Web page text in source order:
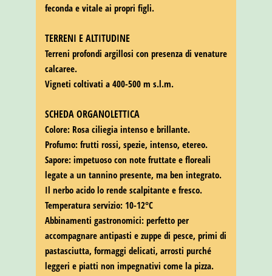
feconda e vitale ai propri figli.
TERRENI E ALTITUDINE
Terreni profondi argillosi con presenza di venature
calcaree.
Vigneti coltivati a 400-500 m s.l.m.
SCHEDA ORGANOLETTICA
Colore: Rosa ciliegia intenso e brillante.
Profumo: frutti rossi, spezie, intenso, etereo.
Sapore: impetuoso con note fruttate e floreali
legate a un tannino presente, ma ben integrato.
Il nerbo acido lo rende scalpitante e fresco.
Temperatura servizio: 10-12°C
Abbinamenti gastronomici: perfetto per
accompagnare antipasti e zuppe di pesce, primi di
pastasciutta, formaggi delicati, arrosti purché
leggeri e piatti non impegnativi come la pizza.